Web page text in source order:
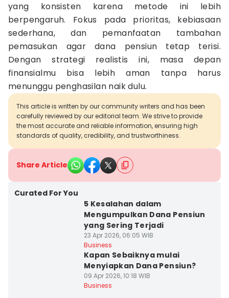
yang konsisten karena metode ini lebih
berpengaruh. Fokus pada prioritas, kebiasaan
sederhana, dan pemanfaatan tambahan
pemasukan agar dana pensiun tetap terisi.
Dengan strategi realistis ini, masa depan
finansialmu bisa lebih aman tanpa harus
menunggu penghasilan naik dulu.
This article is written by our community writers and has been
carefully reviewed by our editorial team. We strive to provide
the most accurate and reliable information, ensuring high
standards of quality, credibility, and trustworthiness.
Share Article
Curated For You
5 Kesalahan dalam
Mengumpulkan Dana Pensiun
yang Sering Terjadi
23 Apr 2026, 06:05 WIB
Business
Kapan Sebaiknya mulai
Menyiapkan Dana Pensiun?
09 Apr 2026, 10:18 WIB
Business